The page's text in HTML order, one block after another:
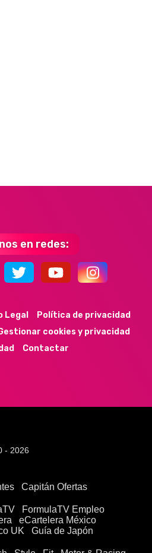
en redes:
9k 35k 352
Legal
Política de privacidad
cookies y privacidad
Contactar
- 2026
Capitán Ofertas
FormulaTV Empleo
eCartelera México
UK
Guía de Japón